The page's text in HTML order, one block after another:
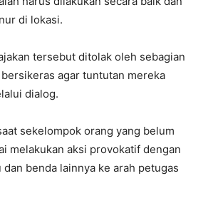
di lokasi.
tersebut ditolak oleh sebagian
agar tuntutan mereka
dialog.
sekelompok orang yang belum
melakukan aksi provokatif dengan
benda lainnya ke arah petugas